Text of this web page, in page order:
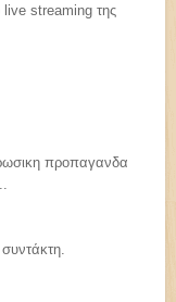
live streaming της
προπαγανδα